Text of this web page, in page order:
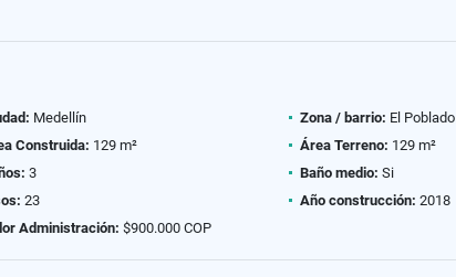
Medellín Zona / barrio: El Poblado
Construida: 129 m² Área Terreno: 129 m²
3 Baño medio: Si
23 Año construcción: 2018
Administración: $900.000 COP